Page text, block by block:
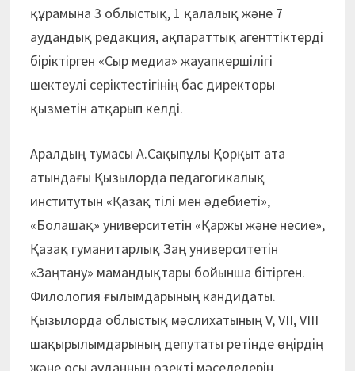
құрамына 3 облыстық, 1 қалалық және 7
аудандық редакция, ақпараттық агенттіктерді
біріктірген «Сыр медиа» жауапкершілігі
шектеулі серіктестігінің бас директоры
қызметін атқарып келді.
Аралдың тумасы А.Сақыпұлы Қорқыт ата
атындағы Қызылорда педагогикалық
институтын «Қазақ тілі мен әдебиеті»,
«Болашақ» университетін «Қаржы және несие»,
Қазақ гуманитарлық Заң университетін
«Заңтану» мамандықтары бойынша бітірген.
Филология ғылымдарының кандидаты.
Қызылорда облыстық мәслихатының V, VII, VIII
шақырылымдарының депутаты ретінде өңірдің